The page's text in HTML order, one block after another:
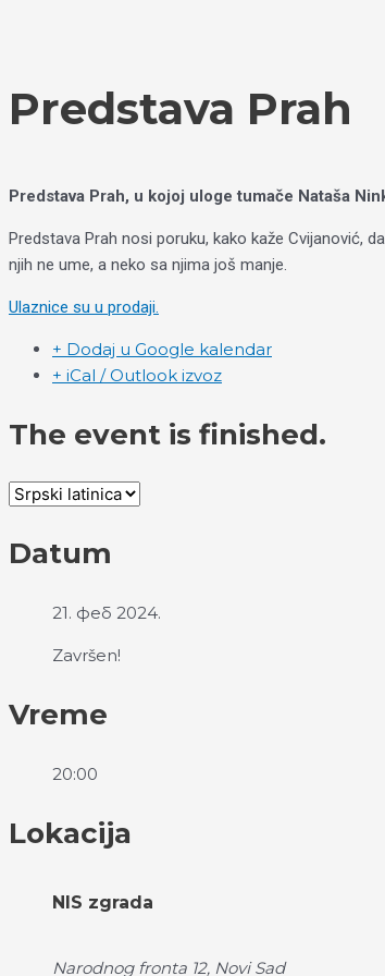
Predstava Prah
Predstava Prah, u kojoj uloge tumače Nataša
Predstava Prah nosi poruku, kako kaže Cvijanović,
njih ne ume, a neko sa njima još manje.
Ulaznice su u prodaji.
+ Dodaj u Google kalendar
+ iCal / Outlook izvoz
The event is finished.
Datum
21. феб 2024.
Završen!
Vreme
20:00
Lokacija
NIS zgrada
Narodnog fronta 12, Novi Sad